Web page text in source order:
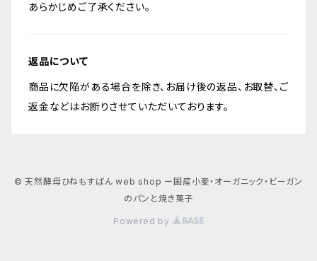
あらかじめご了承ください。
返品について
商品に欠陥がある場合を除き、お届け後の返品、お取替、ご
返金などはお断りさせていただいております。
© 天然酵母ひねもすぱん web shop ー国産小麦・オーガニック・ビーガン
のパンと焼き菓子
Powered by